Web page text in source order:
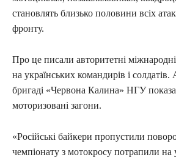
становлять близько половини всіх
фронту.
Про це писали авторитетні
на українських командирів і
бригаді «Червона Калина» НГУ
моторизовані загони.
«Російські байкери пропустили
чемпіонату з мотокросу потрапили на